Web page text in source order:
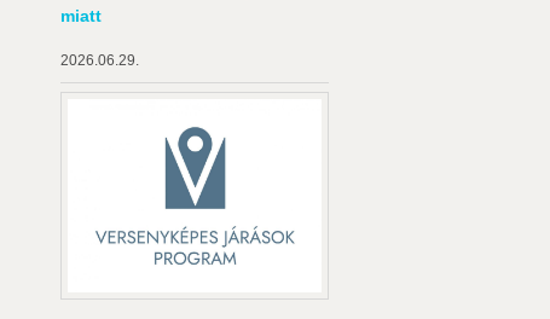
miatt
2026.06.29.